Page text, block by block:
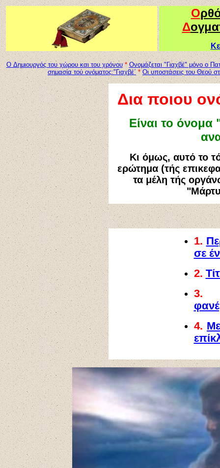
Ο
Δ
O Δημιουργός του χώρου και του χρόνου* Oνομάζεται "Γιαχβέ" μόνο ο
σημασία τού ονόματος:"Γιαχβέ΄ *Οι υποστάσεις του Θεού
Δια ποιου
Είναι το όνομα
Κι όμως, αυτό το
ερώτημα (τής
τα μέλη τής
1.
σε
2.
4.